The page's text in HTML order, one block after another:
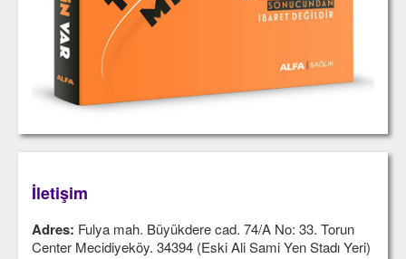
İletişim
Adres: Fulya mah. Büyükdere cad. 74/A No: 33. Torun
Center Mecidiyeköy. 34394 (Eski Ali Sami Yen Stadı Yeri)